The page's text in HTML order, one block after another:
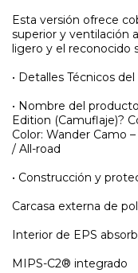
Esta versión ofrece
superior y ventilación
ligero y el reconocido
• Detalles Técnicos
• Nombre del
Edition (Camuflaje)?
Color: Wander Camo
/ All-road
• Construcción y
Carcasa externa de
Interior de EPS
MIPS-C2® integrado